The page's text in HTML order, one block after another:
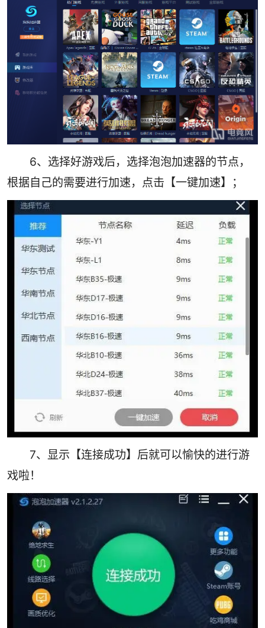
6、选择好游戏后，选择泡泡加速器的节点，
根据自己的需要进行加速，点击【一键加速】；
7、显示【连接成功】后就可以愉快的进行游
戏啦！